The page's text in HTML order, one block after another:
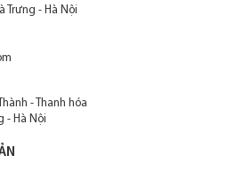
Trưng - Hà Nội
- Thanh hóa
- Hà Nội